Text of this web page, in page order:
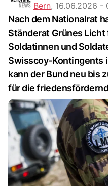
Bern, 16.06.2026 -
Nach dem Nationalrat
Ständerat Grünes
Soldatinnen und
Swisscoy-Kontingents
kann der Bund neu bis
für die